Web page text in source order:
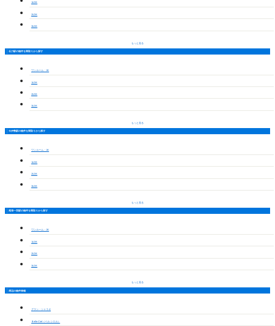
1LDK
2LDK
3LDK
もっと見る
石刀駅の物件を間取りから探す
ワンルーム・1K
1LDK
2LDK
3LDK
もっと見る
今伊勢駅の物件を間取りから探す
ワンルーム・1K
1LDK
2LDK
3LDK
もっと見る
尾張一宮駅の物件を間取りから探す
ワンルーム・1K
1LDK
2LDK
3LDK
もっと見る
周辺の物件情報
グラン・シャリオ
Ｂelle Ciel（ベル シエル）